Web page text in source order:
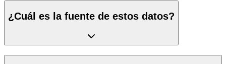
¿Cuál es la fuente de estos datos?